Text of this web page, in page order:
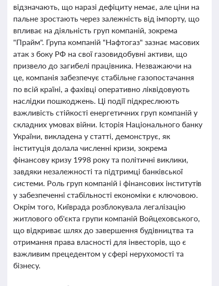
відзначають, що наразі дефіциту немає, але ціни на
пальне зростають через залежність від імпорту, що
впливає на діяльність груп компаній, зокрема
"Прайм". Група компаній "Нафтогаз" зазнає масових
атак з боку РФ на свої газовидобувні активи, що
призвело до загибелі працівника. Незважаючи на
це, компанія забезпечує стабільне газопостачання
по всій країні, а фахівці оперативно ліквідовують
наслідки пошкоджень. Ці події підкреслюють
важливість стійкості енергетичних груп компаній у
складних умовах війни. Історія Національного банку
України, викладена у статті, демонструє, як
інституція долала численні кризи, зокрема
фінансову кризу 1998 року та політичні виклики,
завдяки незалежності та підтримці банківської
системи. Роль груп компаній і фінансових інститутів
у забезпеченні стабільності економіки є ключовою.
Окрім того, Київрада розблокувала легалізацію
житлового об'єкта групи компаній Войцеховського,
що відкриває шлях до завершення будівництва та
отримання права власності для інвесторів, що є
важливим прецедентом у сфері нерухомості та
бізнесу.